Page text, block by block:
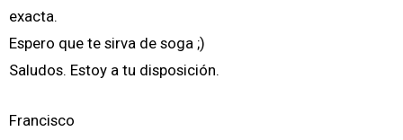
exacta.
Espero que te sirva de soga ;)
Saludos. Estoy a tu disposición.
Francisco